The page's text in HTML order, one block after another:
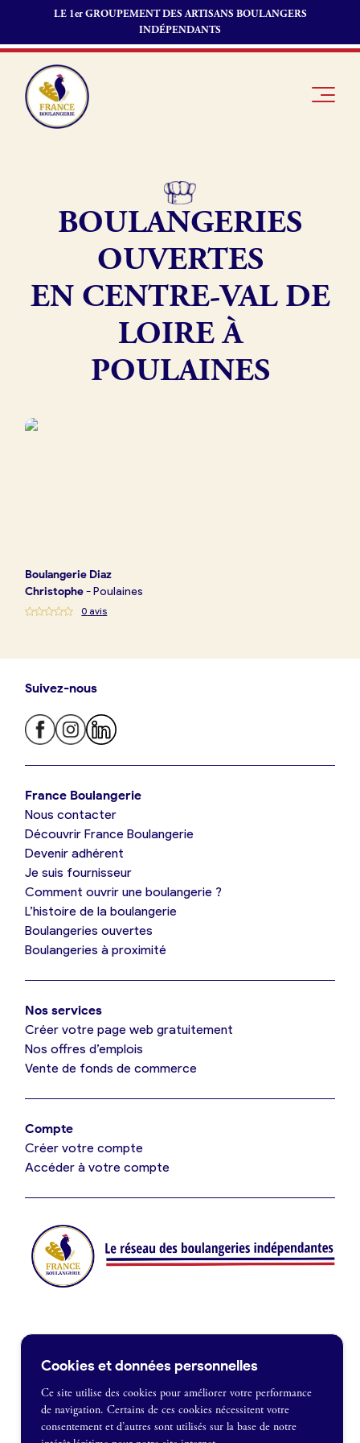
LE 1er GROUPEMENT DES ARTISANS BOULANGERS
INDÉPENDANTS
Je trouve ma boulangerie
Je suis boulanger
Je découvre France Boulangerie
Mes tarifs
Je référence ma boulangerie (gratuit)
Offres d’emploi
Je suis fournisseur
Je crée mon compte
France Boulangerie
1 rue Alexandre Fleming
Je suis
Je découvre
Boulangerie
France
Boulangerie
Offres
Fonds de
Actualités
Je suis
BOULANGERIES
OUVERTES
EN CENTRE-VAL DE
LOIRE À
POULAINES
Boulangerie Diaz
Christophe-Poulaines
0 avis
Suivez-nous
France Boulangerie
Nous contacter
Découvrir France Boulangerie
Devenir adhérent
Je suis fournisseur
Comment ouvrir une boulangerie ?
L’histoire de la boulangerie
Boulangeries ouvertes
Boulangeries à proximité
Nos services
Créer votre page web gratuitement
Nos offres d’emplois
Vente de fonds de commerce
Compte
Créer votre compte
Accéder à votre compte
Je souhaite être recontacté
Cookies et données personnelles
Ce site utilise des cookies pour améliorer votre performance
de navigation. Certains de ces cookies nécessitent votre
consentement et d’autres sont utilisés sur la base de notre